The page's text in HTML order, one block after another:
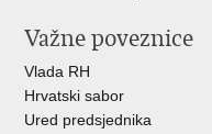
Važne poveznice
Vlada RH
Hrvatski sabor
Ured predsjednika